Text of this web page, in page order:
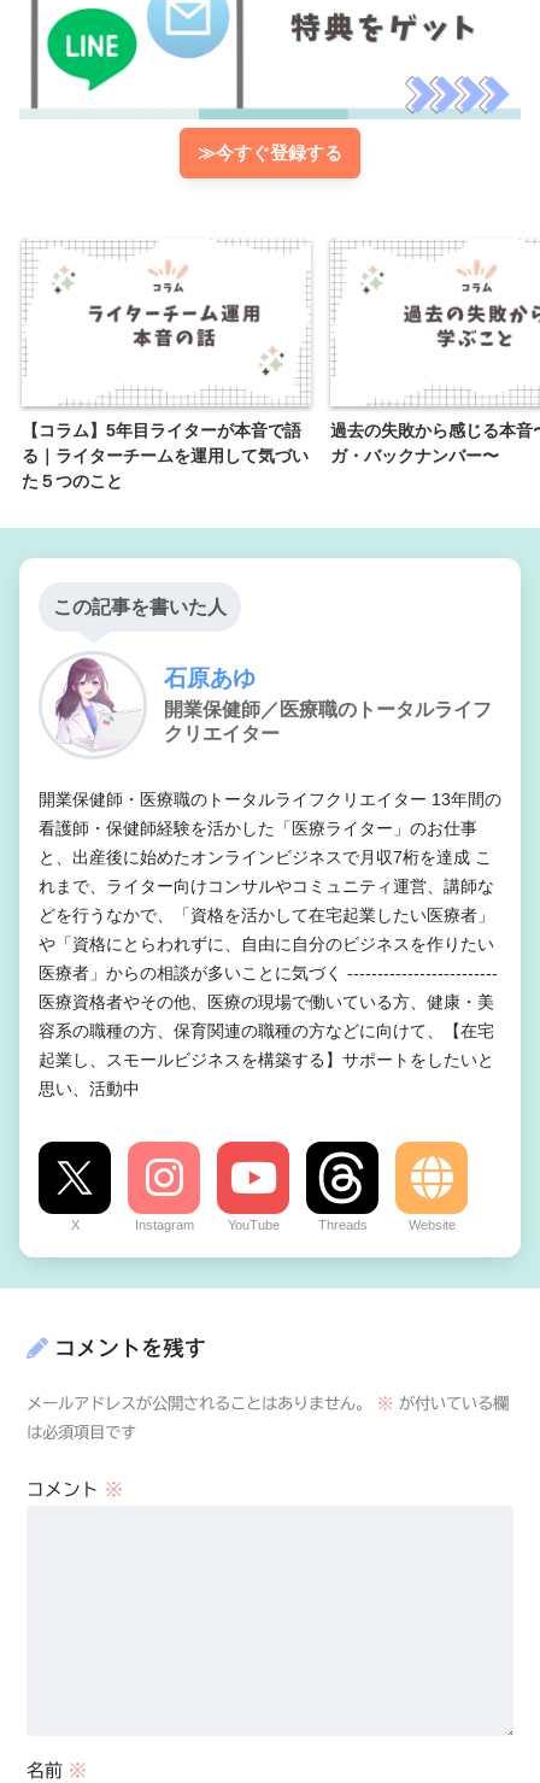
≫今すぐ登録する
【コラム】5年目ライターが本音で語
る｜ライターチームを運用して気づい
た５つのこと
過去の失敗から感じる本音
ガ・バックナンバー〜
この記事を書いた人
石原あゆ
開業保健師／医療職のトータルライフ
クリエイター
開業保健師・医療職のトータルライフクリエイター 13年間の
看護師・保健師経験を活かした「医療ライター」のお仕事
と、出産後に始めたオンラインビジネスで月収7桁を達成 こ
れまで、ライター向けコンサルやコミュニティ運営、講師な
どを行うなかで、「資格を活かして在宅起業したい医療者」
や「資格にとらわれずに、自由に自分のビジネスを作りたい
医療者」からの相談が多いことに気づく -------------------------
医療資格者やその他、医療の現場で働いている方、健康・美
容系の職種の方、保育関連の職種の方などに向けて、【在宅
起業し、スモールビジネスを構築する】サポートをしたいと
思い、活動中
X Instagram YouTube Threads Website
コメントを残す
メールアドレスが公開されることはありません。 ※ が付いている欄
は必須項目です
コメント ※
名前 ※